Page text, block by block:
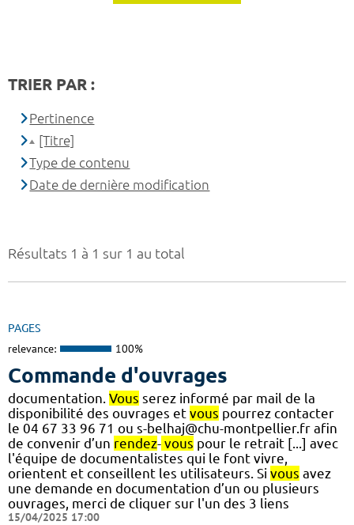
Résultats 1 à 1 sur 1 au total
PAGES
relevance: 100%
Commande d'ouvrages
documentation. Vous serez informé par mail de la
disponibilité des ouvrages et vous pourrez contacter
le 04 67 33 96 71 ou s-belhaj@chu-montpellier.fr afin
de convenir d’un rendez- vous pour le retrait [...] avec
l'équipe de documentalistes qui le font vivre,
orientent et conseillent les utilisateurs. Si vous avez
une demande en documentation d’un ou plusieurs
ouvrages, merci de cliquer sur l'un des 3 liens
15/04/2025 17:00
TRIER PAR :
Pertinence
[Titre]
Type de contenu
Date de dernière modification